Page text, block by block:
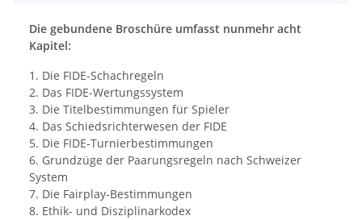
Die gebundene Broschüre umfasst nunmehr acht
Kapitel:
1. Die FIDE-Schachregeln
2. Das FIDE-Wertungssystem
3. Die Titelbestimmungen für Spieler
4. Das Schiedsrichterwesen der FIDE
5. Die FIDE-Turnierbestimmungen
6. Grundzüge der Paarungsregeln nach Schweizer
System
7. Die Fairplay-Bestimmungen
8. Ethik- und Disziplinarkodex